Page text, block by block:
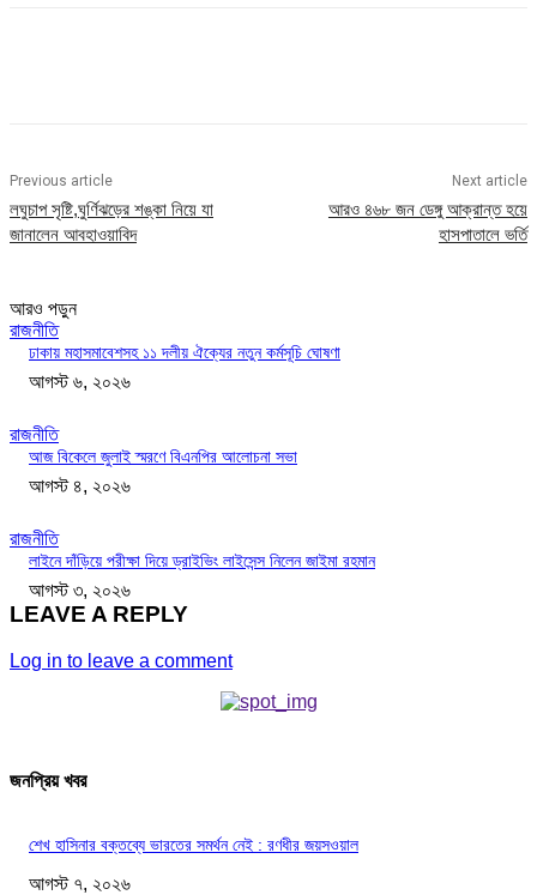
Previous article
লঘুচাপ সৃষ্টি,ঘুর্ণিঝড়ের শঙ্কা নিয়ে যা
জানালেন আবহাওয়াবিদ
Next article
আরও ৪৬৮ জন ডেঙ্গু আক্রান্ত হয়ে
হাসপাতালে ভর্তি
আরও পড়ুন
রাজনীতি
ঢাকায় মহাসমাবেশসহ ১১ দলীয় ঐক্যের নতুন কর্মসূচি ঘোষণা
আগস্ট ৬, ২০২৬
রাজনীতি
আজ বিকেলে জুলাই স্মরণে বিএনপির আলোচনা সভা
আগস্ট ৪, ২০২৬
রাজনীতি
লাইনে দাঁড়িয়ে পরীক্ষা দিয়ে ড্রাইভিং লাইসেন্স নিলেন জাইমা রহমান
আগস্ট ৩, ২০২৬
LEAVE A REPLY
Log in to leave a comment
জনপ্রিয় খবর
শেখ হাসিনার বক্তব্যে ভারতের সমর্থন নেই : রণধীর জয়সওয়াল
আগস্ট ৭, ২০২৬